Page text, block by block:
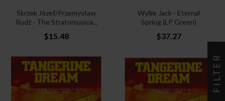
Skrzek Józef/Przemysław
Rudź - The Stratomusica...
$15.48
Wyllie Jack - Eternal
Spring (LP Green)
$37.27
FILTER